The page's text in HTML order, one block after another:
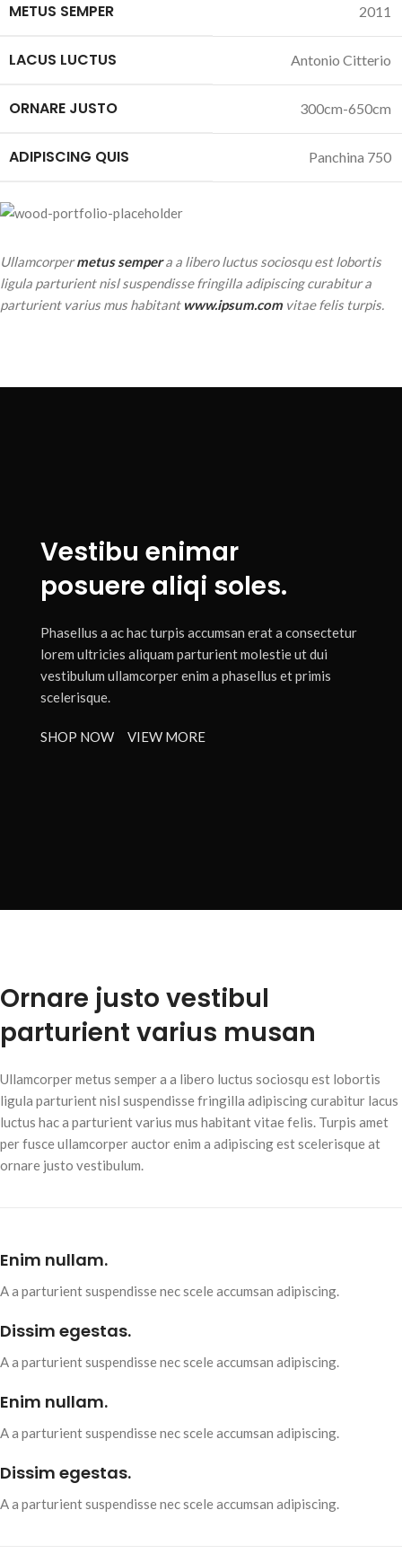
METUS SEMPER 2011
LACUS LUCTUS Antonio Citterio
ORNARE JUSTO 300cm-650cm
ADIPISCING QUIS Panchina 750
Ullamcorpermetus sempera a libero luctus sociosqu est lobortis
ligula parturient nisl suspendisse fringilla adipiscing curabitur a
parturient varius mus habitant www.ipsum.com vitae felis turpis.
Vestibu enimar
posuere aliqi soles.
Phasellus a ac hac turpis accumsan erat a consectetur
lorem ultricies aliquam parturient molestie ut dui
vestibulum ullamcorper enim a phasellus et primis
scelerisque.
SHOP NOW VIEW MORE
Ornare justo vestibul
parturient varius musan
Ullamcorper metus semper a a libero luctus sociosqu est lobortis
ligula parturient nisl suspendisse fringilla adipiscing curabitur lacus
luctus hac a parturient varius mus habitant vitae felis. Turpis amet
per fusce ullamcorper auctor enim a adipiscing est scelerisque at
ornare justo vestibulum.
Enim nullam.
A a parturient suspendisse nec scele accumsan adipiscing.
Dissim egestas.
A a parturient suspendisse nec scele accumsan adipiscing.
Enim nullam.
A a parturient suspendisse nec scele accumsan adipiscing.
Dissim egestas.
A a parturient suspendisse nec scele accumsan adipiscing.